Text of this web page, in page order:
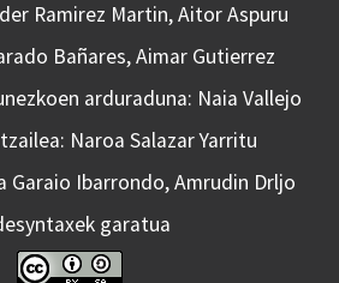
Ramirez Martin, Aitor Aspuru
Bañares, Aimar Gutierrez
arduraduna: Naia Vallejo
Naroa Salazar Yarritu
Garaio Ibarrondo, Amrudin Drljo
garatua